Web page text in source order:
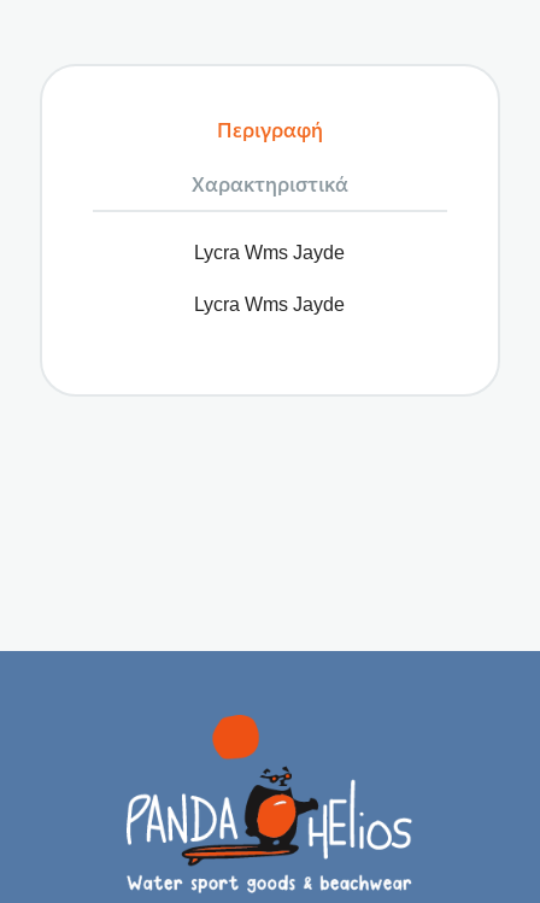
Περιγραφή
Χαρακτηριστικά
Lycra Wms Jayde
Lycra Wms Jayde